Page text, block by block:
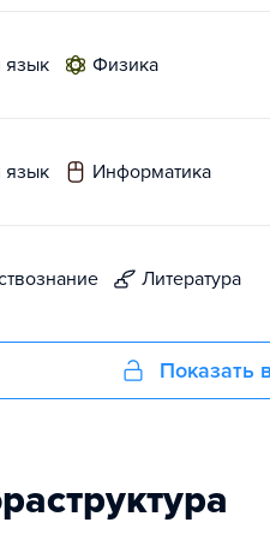
язык физика
язык информатика
литература
Показать